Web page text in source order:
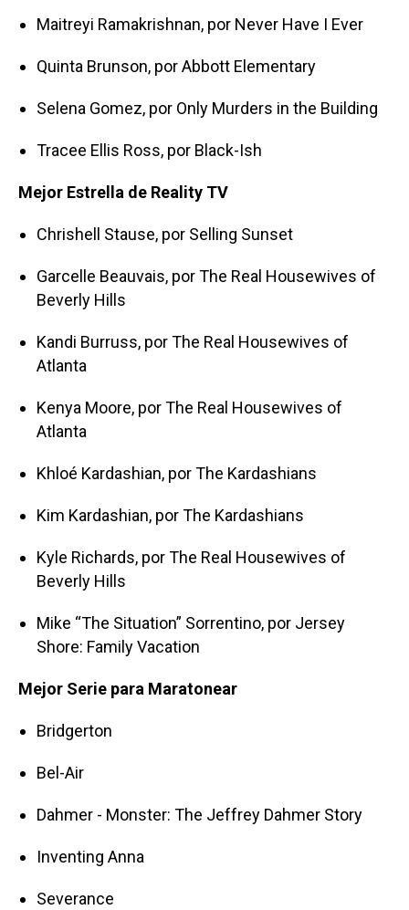
Maitreyi Ramakrishnan, por Never Have I Ever
Quinta Brunson, por Abbott Elementary
Selena Gomez, por Only Murders in the Building
Tracee Ellis Ross, por Black-Ish
Mejor Estrella de Reality TV
Chrishell Stause, por Selling Sunset
Garcelle Beauvais, por The Real Housewives of
Beverly Hills
Kandi Burruss, por The Real Housewives of
Atlanta
Kenya Moore, por The Real Housewives of
Atlanta
Khloé Kardashian, por The Kardashians
Kim Kardashian, por The Kardashians
Kyle Richards, por The Real Housewives of
Beverly Hills
Mike “The Situation” Sorrentino, por Jersey
Shore: Family Vacation
Mejor Serie para Maratonear
Bridgerton
Bel-Air
Dahmer - Monster: The Jeffrey Dahmer Story
Inventing Anna
Severance